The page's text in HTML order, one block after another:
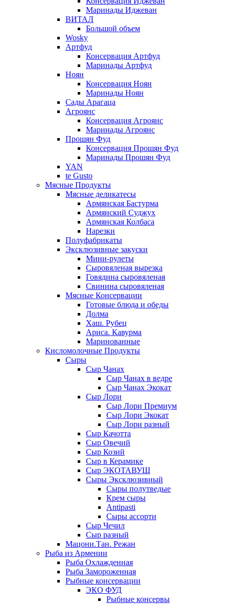
Маринады Иджеван
ВИТАЛ
Большой объем
Wosky
Артфуд
Консервация Артфуд
Маринады Артфуд
Ноян
Консервация Ноян
Маринады Ноян
Сады Арагаца
Агроянс
Консервация Агроянс
Маринады Агроянс
Прошян Фуд
Консервация Прошян Фуд
Маринады Прошян Фуд
YAN
te Gusto
Мясные Продукты
Мясные деликатесы
Армянская Бастурма
Армянский Суджух
Армянская Колбаса
Нарезки
Полуфабрикаты
Эксклюзивные закуски
Мини-рулеты
Сыровяленая вырезка
Говядина сыровяленая
Свинина сыровяленая
Мясные Консервации
Готовые блюда и обеды
Долма
Хаш. Рубец
Ариса. Кавурма
Маринованные
Кисломолочные Продукты
Сыры
Сыр Чанах
Сыр Чанах в ведре
Сыр Чанах Экокат
Сыр Лори
Сыр Лори Премиум
Сыр Лори Экокат
Сыр Лори разный
Сыр Качотта
Сыр Овечий
Сыр Козий
Сыр в Керамике
Сыр ЭКОТАВУШ
Сыры Эксклюзивный
Сыры полутведые
Крем сыры
Antipasti
Сыры ассорти
Сыр Чечил
Сыр разный
Мацони.Тан. Режан
Рыба из Армении
Рыба Охлажденная
Рыба Замороженная
Рыбные консервации
ЭКО ФУД
Рыбные консервы